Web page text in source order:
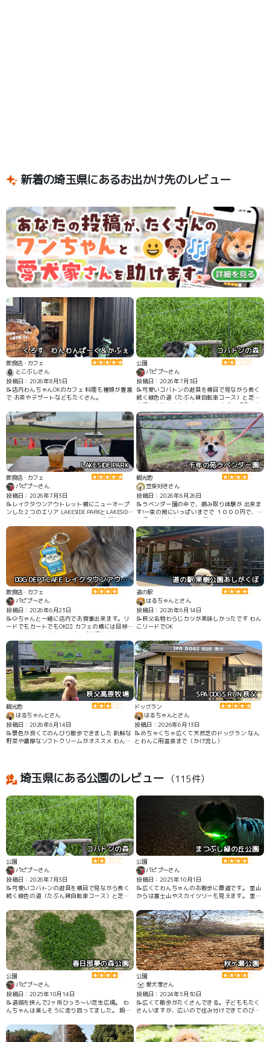
新着の埼玉県にあるお出かけ先のレビュー
くろす わんわんぱーく＆かふぇ
飲食店・カフェ
とこぶしさん
投稿日：2026年8月5日
📝店内わんちゃんOKのカフェ 料理も種類が豊富
で お茶やデザートなどもたくさん。
コバトンの森
公園
パピプ〜さん
投稿日：2026年7月3日
📝可愛いコバトンの遊具を横目で見ながら長く
続く緑色の道（たぶん貸自転車コース）と芝生
広場をお散歩出来ます。 とっても良い運動にな
ります。 遊具広場には入れません🙅 沢山歩いた
のに🐶ちゃんはまだまだ行くと…。 でも暑い時
はお勧めしません。 緑色の道には木陰がありま
せん。 涼しくなったら行こう💦
LAKESIDE PARK
飲食店・カフェ
パピプ〜さん
投稿日：2026年7月3日
📝レイクタウンアウトレット横にニューオープ
ンした２つのエリア LAKESIDE PARKとLAKESIDE
DINING 今回は1人と1匹だったので7店舗あるテ
イクアウト店舗のPARKの方で楽しんできまし
た。 店舗の前にはテーブルが置いてあるので調
節池を眺めながらお食事出来ます。風が心地よ
いです。もちろん🐶ちゃんも一緒です。🐶ちゃ
んのご飯はありません。芝生広場や遊歩道など
があり、お散歩も楽しいです。 🐶ちゃんがい
っぱい来てるのでうちの🐶もしっぽブンブン喜
んでました。
千年の苑ラベンダー園
観光地
豆柴好きさん
投稿日：2026年6月26日
📝ラベンダー園の中で、摘み取り体験が 出来ま
す!一束の筒にいっぱいまでで １０００円で、持
ち帰りが出来ます！ いい香りでした。
DOG DEPT CAFE レイクタウンアウトレット店
飲食店・カフェ
パピプ〜さん
投稿日：2026年6月23日
📝🐶ちゃんと一緒に店内でお食事出来ます。リ
ードでもカートでもOK🙆‍♀️ カフェの横には目移り
しそうなくらい🐶ちゃんグッズが沢山売られて
います。 🐶ちゃん用ご飯も6種類あってどれが
食べたいのかな？って迷ってしまいました。 🐶
ちゃん用お水も持って来てくれました。 お誕生
日のスペシャルバースデーケーキ🎂もありお誕
生日をした🐶ちゃんの写真が沢山貼られていま
した。 愛犬と散歩しなが地域を見守るわんわん
パトロール隊に入隊しました。 パトロール隊の
キーホルダーが貰えます。 会計時に💩袋も頂き
ました。
道の駅 果樹公園あしがくぼ
道の駅
はるちゃんとさん
投稿日：2026年6月14日
📝秩父名物わらじカツが美味しかったです わん
こリードでOK
秩父高原牧場
観光地
はるちゃんとさん
投稿日：2026年6月14日
📝景色が良くてのんびり散歩できました 新鮮な
野菜や濃厚なソフトクリームがオススメ わんこ
リードでOK
SPA DOGS RUN 秩父
ドッグラン
はるちゃんとさん
投稿日：2026年6月13日
📝めちゃくちゃ広くて天然芝のドッグラン なん
とわんこ用温泉まで（かけ流し）
埼玉県にある公園のレビュー （115件）
コバトンの森
公園
パピプ〜さん
投稿日：2026年7月3日
📝可愛いコバトンの遊具を横目で見ながら長く
続く緑色の道（たぶん貸自転車コース）と芝生
広場をお散歩出来ます。 とっても良い運動にな
ります。 遊具広場には入れません🙅 沢山歩いた
のに🐶ちゃんはまだまだ行くと…。 でも暑い時
はお勧めしません。 緑色の道には木陰がありま
せん。 涼しくなったら行こう💦
まつぶし緑の丘公園
公園
パピプ〜さん
投稿日：2025年10月1日
📝広くてわんちゃんのお散歩に最適です。 里山
からは富士山やスカイツリーも見えます。 里山
ッチンカーも出没します。
春日部夢の森公園
公園
パピプ〜さん
投稿日：2025年10月14日
📝道路を挟んで2ヶ所ひっろ〜い芝生広場。 わ
んちゃんは楽しそうに走り回ってました。 飼い
れたら休憩も出来ます。 どちらにも池や築山が
あり、築山は登れます。 植樹などもされていて
秋ヶ瀬公園
公園
愛犬家さん
投稿日：2024年5月30日
📝広くて散歩がたくさんできる。子どももたく
さんいますが、広いので住み分けできてのびの